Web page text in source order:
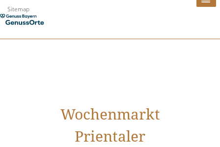
Zum
Inhalt
Sitemap
Wochenmarkt
Prientaler